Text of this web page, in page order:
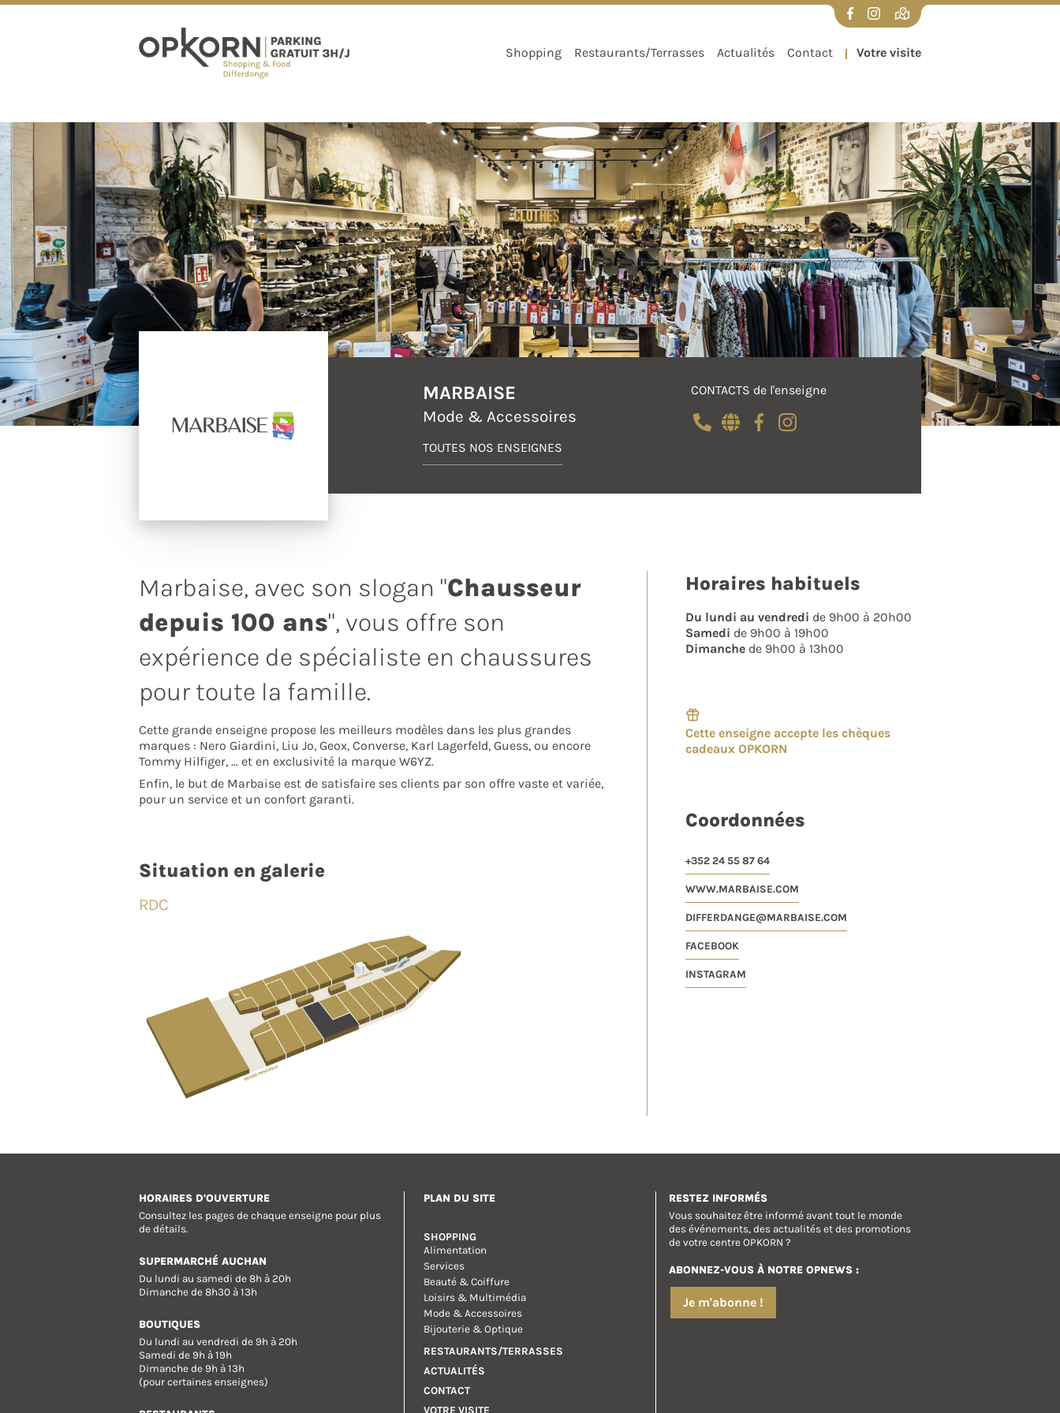
Shopping Restaurants/Terrasses Actualités Contact Votre visite
MARBAISE
Mode & Accessoires
TOUTES NOS ENSEIGNES
CONTACTS de l'enseigne
Marbaise, avec son slogan "Chausseur
depuis 100 ans", vous offre son
expérience de spécialiste en chaussures
pour toute la famille.
Cette grande enseigne propose les meilleurs modèles dans les plus grandes
marques : Nero Giardini, Liu Jo, Geox, Converse, Karl Lagerfeld, Guess, ou encore
Tommy Hilfiger, … et en exclusivité la marque W6YZ.
Enfin, le but de Marbaise est de satisfaire ses clients par son offre vaste et variée,
pour un service et un confort garanti.
Situation en galerie
RDC
Horaires habituels
Du lundi au vendredi de 9h00 à 20h00
Samedi de 9h00 à 19h00
Dimanchede 9h00 à 13h00
Cette enseigne accepte les chèques
cadeaux OPKORN
Coordonnées
+352 24 55 87 64
WWW.MARBAISE.COM
DIFFERDANGE@MARBAISE.COM
FACEBOOK
INSTAGRAM
HORAIRES D'OUVERTURE
Consultez les pages de chaque enseigne pour plus
de détails.
SUPERMARCHÉ AUCHAN
Du lundi au samedi de 8h à 20h
Dimanche de 8h30 à 13h
BOUTIQUES
Du lundi au vendredi de 9h à 20h
Samedi de 9h à 19h
Dimanche de 9h à 13h
(pour certaines enseignes)
PLAN DU SITE
SHOPPING
Alimentation
Services
Beauté & Coiffure
Loisirs & Multimédia
Mode & Accessoires
Bijouterie & Optique
RESTAURANTS/TERRASSES
ACTUALITÉS
CONTACT
VOTRE VISITE
RESTEZ INFORMÉS
Vous souhaitez être informé avant tout le monde
des événements, des actualités et des promotions
de votre centre OPKORN ?
ABONNEZ-VOUS À NOTRE OPNEWS :
Je m'abonne !